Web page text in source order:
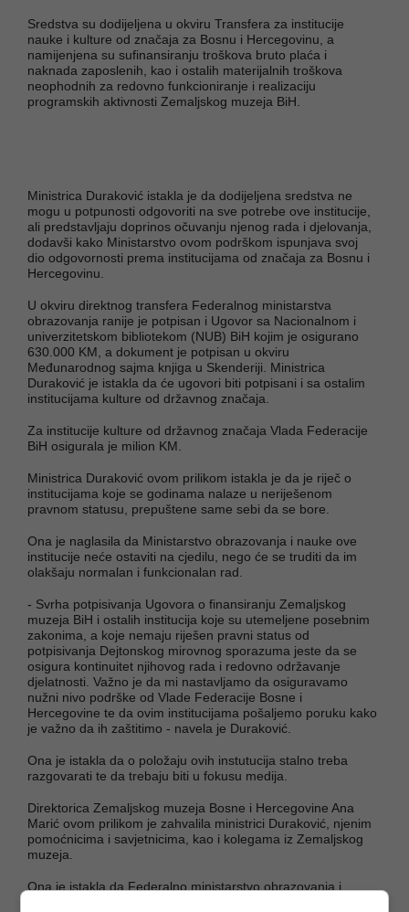
Sredstva su dodijeljena u okviru Transfera za institucije
nauke i kulture od značaja za Bosnu i Hercegovinu, a
namijenjena su sufinansiranju troškova bruto plaća i
naknada zaposlenih, kao i ostalih materijalnih troškova
neophodnih za redovno funkcioniranje i realizaciju
programskih aktivnosti Zemaljskog muzeja BiH.
Ministrica Duraković istakla je da dodijeljena sredstva ne
mogu u potpunosti odgovoriti na sve potrebe ove institucije,
ali predstavljaju doprinos očuvanju njenog rada i djelovanja,
dodavši kako Ministarstvo ovom podrškom ispunjava svoj
dio odgovornosti prema institucijama od značaja za Bosnu i
Hercegovinu.
U okviru direktnog transfera Federalnog ministarstva
obrazovanja ranije je potpisan i Ugovor sa Nacionalnom i
univerzitetskom bibliotekom (NUB) BiH kojim je osigurano
630.000 KM, a dokument je potpisan u okviru
Međunarodnog sajma knjiga u Skenderiji. Ministrica
Duraković je istakla da će ugovori biti potpisani i sa ostalim
institucijama kulture od državnog značaja.
Za institucije kulture od državnog značaja Vlada Federacije
BiH osigurala je milion KM.
Ministrica Duraković ovom prilikom istakla je da je riječ o
institucijama koje se godinama nalaze u neriješenom
pravnom statusu, prepuštene same sebi da se bore.
Ona je naglasila da Ministarstvo obrazovanja i nauke ove
institucije neće ostaviti na cjedilu, nego će se truditi da im
olakšaju normalan i funkcionalan rad.
- Svrha potpisivanja Ugovora o finansiranju Zemaljskog
muzeja BiH i ostalih institucija koje su utemeljene posebnim
zakonima, a koje nemaju riješen pravni status od
potpisivanja Dejtonskog mirovnog sporazuma jeste da se
osigura kontinuitet njihovog rada i redovno održavanje
djelatnosti. Važno je da mi nastavljamo da osiguravamo
nužni nivo podrške od Vlade Federacije Bosne i
Hercegovine te da ovim institucijama pošaljemo poruku kako
je važno da ih zaštitimo - navela je Duraković.
Ona je istakla da o položaju ovih instutucija stalno treba
razgovarati te da trebaju biti u fokusu medija.
Direktorica Zemaljskog muzeja Bosne i Hercegovine Ana
Marić ovom prilikom je zahvalila ministrici Duraković, njenim
pomoćnicima i savjetnicima, kao i kolegama iz Zemaljskog
muzeja.
Ona je istakla da Federalno ministarstvo obrazovanja i